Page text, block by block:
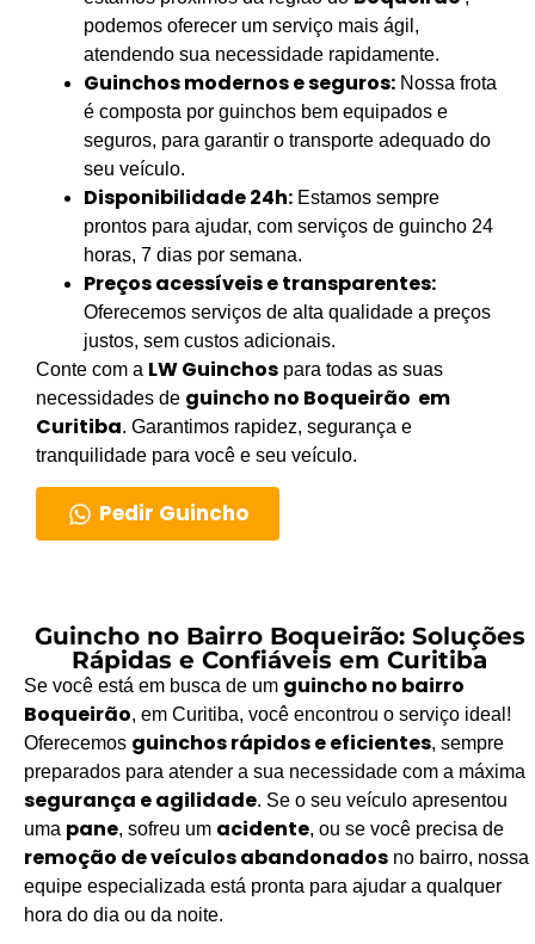
podemos oferecer um serviço mais ágil,
atendendo sua necessidade rapidamente.
Guinchos modernos e seguros: Nossa frota
é composta por guinchos bem equipados e
seguros, para garantir o transporte adequado do
seu veículo.
Disponibilidade 24h: Estamos sempre
prontos para ajudar, com serviços de guincho 24
horas, 7 dias por semana.
Preços acessíveis e transparentes:
Oferecemos serviços de alta qualidade a preços
justos, sem custos adicionais.
Conte com a LW Guinchos para todas as suas
necessidades de guincho no Boqueirão em
Curitiba. Garantimos rapidez, segurança e
tranquilidade para você e seu veículo.
Pedir Guincho
Guincho no Bairro Boqueirão: Soluções
Rápidas e Confiáveis em Curitiba
Se você está em busca de um guincho no bairro
Boqueirão, em Curitiba, você encontrou o serviço ideal!
Oferecemos guinchos rápidos e eficientes, sempre
preparados para atender a sua necessidade com a máxima
segurança e agilidade. Se o seu veículo apresentou
uma pane, sofreu um acidente, ou se você precisa de
remoção de veículos abandonados no bairro, nossa
equipe especializada está pronta para ajudar a qualquer
hora do dia ou da noite.